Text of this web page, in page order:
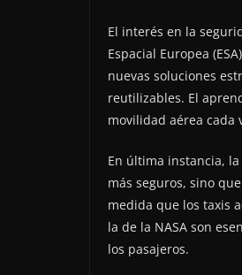
El interés en la
Espacial Europea
nuevas soluciones
reutilizables. El
movilidad aérea cada
En última instancia,
más seguros, sino
medida que los taxis
la de la NASA son
los pasajeros.